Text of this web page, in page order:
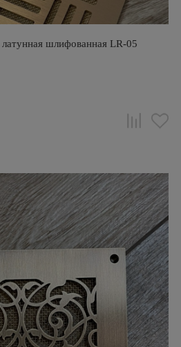
шлифованная LR-05